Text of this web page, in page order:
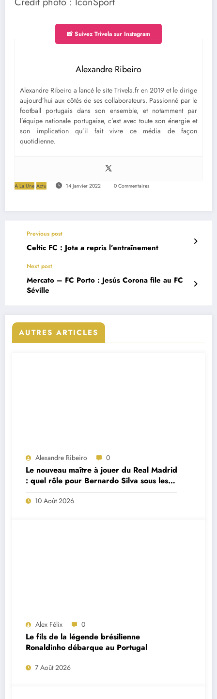
📸 Suivez Trivela sur Instagram
Alexandre Ribeiro
Alexandre Ribeiro a lancé le site Trivela.fr en 2019 et le dirige
aujourd’hui aux côtés de ses collaborateurs. Passionné par le
football portugais dans son ensemble, et notamment par
l’équipe nationale portugaise, c’est avec toute son énergie et
son implication qu’il fait vivre ce média de façon
quotidienne.
A La Une Actu 14 Janvier 2022 0 Commentaires
Previous post
Celtic FC : Jota a repris l’entraînement
Next post
Mercato – FC Porto : Jesús Corona file au FC
Séville
AUTRES ARTICLES
Alexandre Ribeiro 0
Le nouveau maître à jouer du Real Madrid
: quel rôle pour Bernardo Silva sous les
ordres de José Mourinho ?
10 Août 2026
Alex Félix 0
Le fils de la légende brésilienne
Ronaldinho débarque au Portugal
7 Août 2026